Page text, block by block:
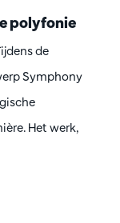
polyfonie
de
Symphony
Het werk,